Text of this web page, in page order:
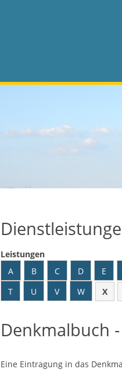
Leistungen
A
B C D E
T
U V W X
Denkmalbuch
Eine Eintragung in das